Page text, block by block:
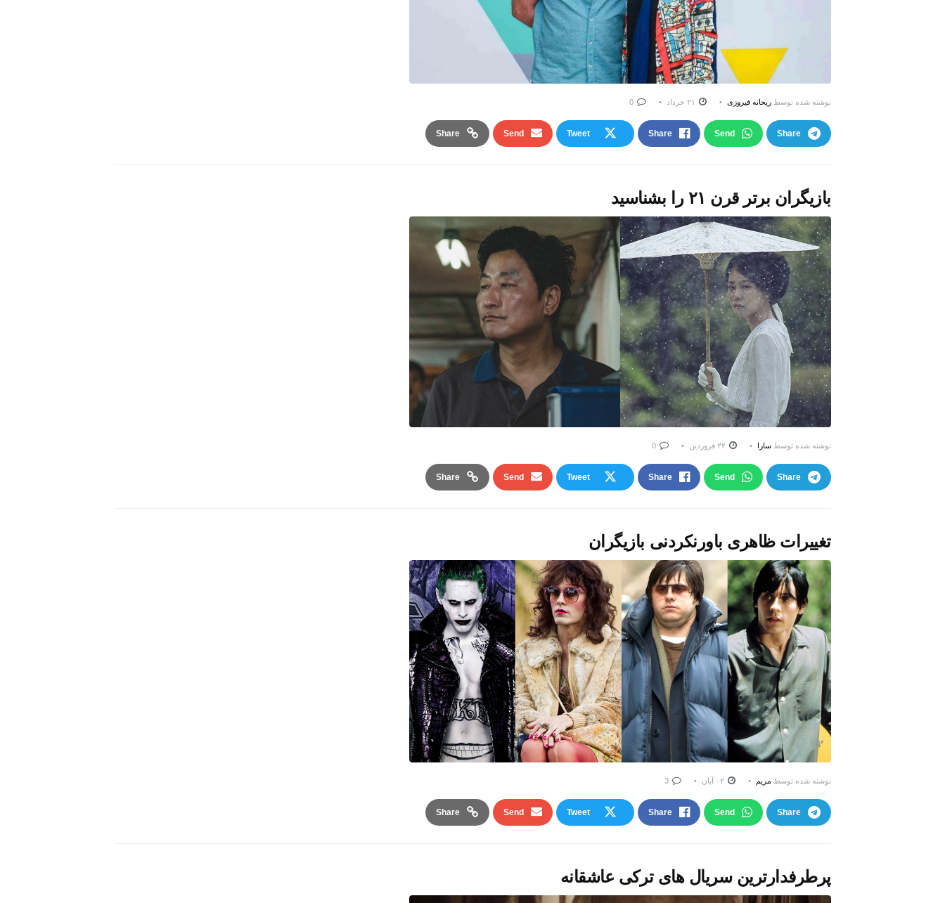
نوشته شده توسط ریحانه فیروزی
Share
Send
Share
Tweet
Send
Share
بازیگران برتر قرن ۲۱ را بشناسید
نوشته شده توسط سارا
Share
Send
Share
Tweet
Send
Share
تغییرات ظاهری باورنکردنی بازیگران
نوشته شده توسط مریم
Share
Send
Share
Tweet
Send
Share
پرطرفدارترین سریال های ترکی عاشقانه